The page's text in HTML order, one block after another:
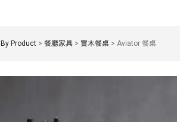
By Product> 餐廳家具> 實木餐桌> Aviator 餐桌